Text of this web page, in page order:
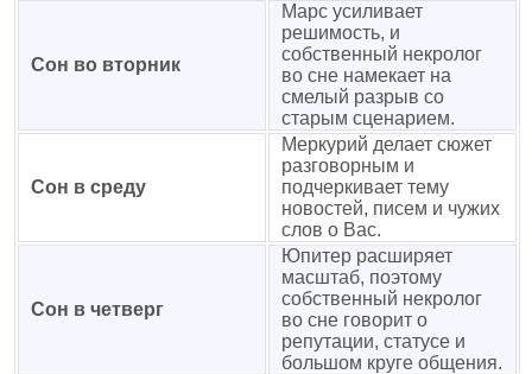
Сон во вторник
Марс усиливает
решимость, и
собственный некролог
во сне намекает на
смелый разрыв со
старым сценарием.
Сон в среду
Меркурий делает сюжет
разговорным и
подчеркивает тему
новостей, писем и чужих
слов о Вас.
Сон в четверг
Юпитер расширяет
масштаб, поэтому
собственный некролог
во сне говорит о
репутации, статусе и
большом круге общения.